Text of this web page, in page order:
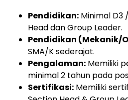
Pendidikan: Minimal D3
Head dan Group Leader.
Pendidikan (Mekanik/
SMA/K sederajat.
Pengalaman: Memiliki
minimal 2 tahun pada
Sertifikasi: Memiliki